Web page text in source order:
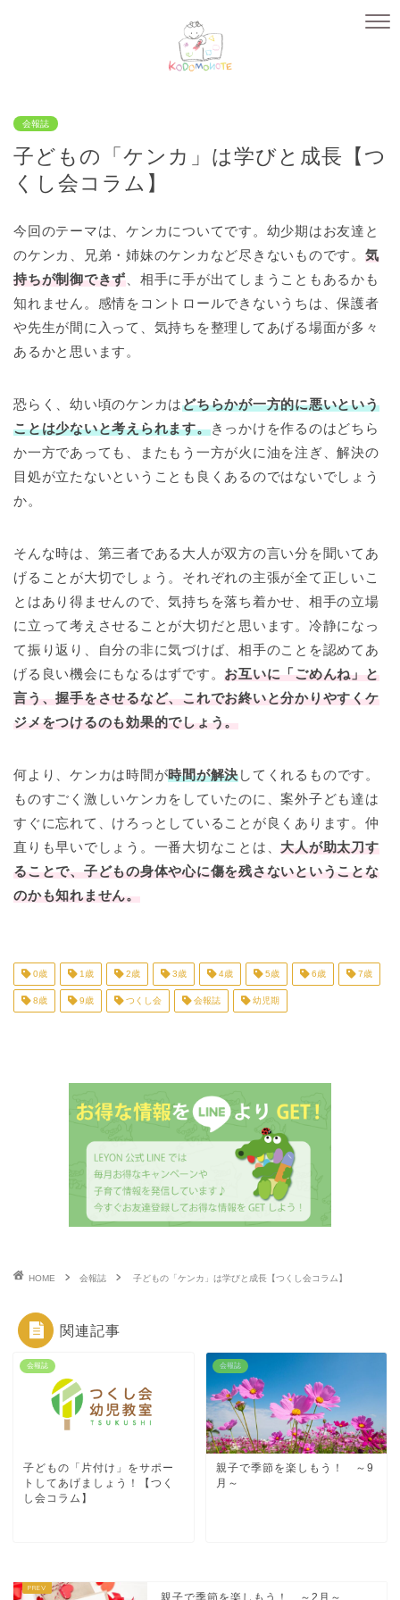
会報誌
子どもの「ケンカ」は学びと成長【つ
くし会コラム】
今回のテーマは、ケンカについてです。幼少期はお友達と
のケンカ、兄弟・姉妹のケンカなど尽きないものです。 気
持ちが制御できず 、相手に手が出てしまうこともあるかも
知れません。感情をコントロールできないうちは、保護者
や先生が間に入って、気持ちを整理してあげる場面が多々
あるかと思います。
恐らく、幼い頃のケンカはどちらかが一方的に悪いという
ことは少ないと考えられます。きっかけを作るのはどちら
か一方であっても、またもう一方が火に油を注ぎ、解決の
目処が立たないということも良くあるのではないでしょう
か。
そんな時は、第三者である大人が双方の言い分を聞いてあ
げることが大切でしょう。それぞれの主張が全て正しいこ
とはあり得ませんので、気持ちを落ち着かせ、相手の立場
に立って考えさせることが大切だと思います。冷静になっ
て振り返り、自分の非に気づけば、相手のことを認めてあ
げる良い機会にもなるはずです。 お互いに「ごめんね」と
言う、握手をさせるなど、これでお終いと分かりやすくケ
ジメをつけるのも効果的でしょう。
何より、ケンカは時間が時間が解決してくれるものです。
ものすごく激しいケンカをしていたのに、案外子ども達は
すぐに忘れて、けろっとしていることが良くあります。仲
直りも早いでしょう。一番大切なことは、 大人が助太刀す
ることで、子どもの身体や心に傷を残さないということな
のかも知れません。
0歳 1歳 2歳 3歳 4歳 5歳 6歳 7歳
8歳 9歳 つくし会 会報誌 幼児期
HOME 会報誌 子どもの「ケンカ」は学びと成長【つくし会コラム】
関連記事
会報誌
子どもの「片付け」をサポー
トしてあげましょう！【つく
し会コラム】
会報誌
親子で季節を楽しもう！ ～9
月～